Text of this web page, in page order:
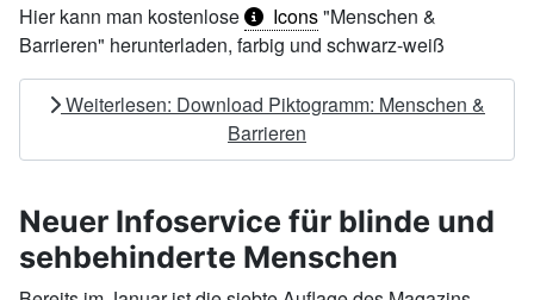
Hier kann man kostenlose Icons"Menschen &
Barrieren" herunterladen, farbig und schwarz-weiß
Weiterlesen: Download Piktogramm: Menschen &
Barrieren
Neuer Infoservice für blinde und
sehbehinderte Menschen